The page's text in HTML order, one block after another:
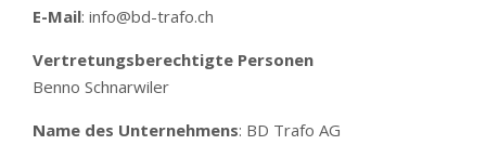
E-Mail: info@bd-trafo.ch
Vertretungsberechtigte Personen
Benno Schnarwiler
Name des Unternehmens: BD Trafo AG